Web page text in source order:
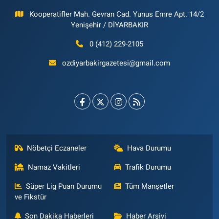
Kooperatifler Mah. Gevran Cad. Yunus Emre Apt. 14/2
Yenişehir / DİYARBAKIR
0 (412) 229-2105
ozdiyarbakirgazetesi@gmail.com
Nöbetçi Eczaneler Hava Durumu
Namaz Vakitleri Trafik Durumu
Süper Lig Puan Durumu
ve Fikstür
Tüm Manşetler
Son Dakika Haberleri Haber Arşivi